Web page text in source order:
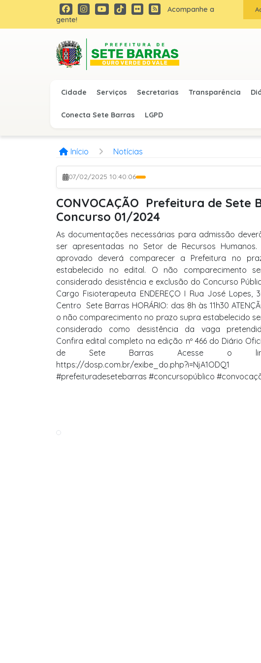
Acompanhe a
gente!
Cidade Serviços Secretarias Transparência
Conecta Sete Barras LGPD
Início Notícias
07/02/2025 10:40:06
CONVOCAÇÃO  Prefeitura de
Concurso 01/2024
As documentações necessárias para admissão
ser apresentadas no Setor de Recursos Humanos.
aprovado deverá comparecer a Prefeitura no
estabelecido no edital. O não comparecimento
considerado desistência e exclusão do Concurso
Cargo Fisioterapeuta ENDEREÇO I Rua José Lopes, 35
Centro  Sete Barras HORÁRIO: das 8h às 11h30
o não comparecimento no prazo supra estabelecido
considerado como desistência da vaga
Confira edital completo na edição nº 466 do Diário
de Sete Barras Acesse o
https://dosp.com.br/exibe_do.php?i=NjA1ODQ1
#prefeituradesetebarras #concursopúblico